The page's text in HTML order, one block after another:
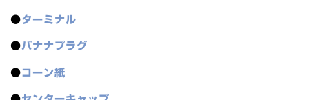
●ターミナル
●バナナプラグ
● コーン紙